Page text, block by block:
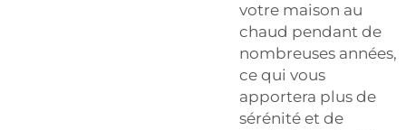
votre maison au
chaud pendant de
nombreuses années,
ce qui vous
apportera plus de
sérénité et de